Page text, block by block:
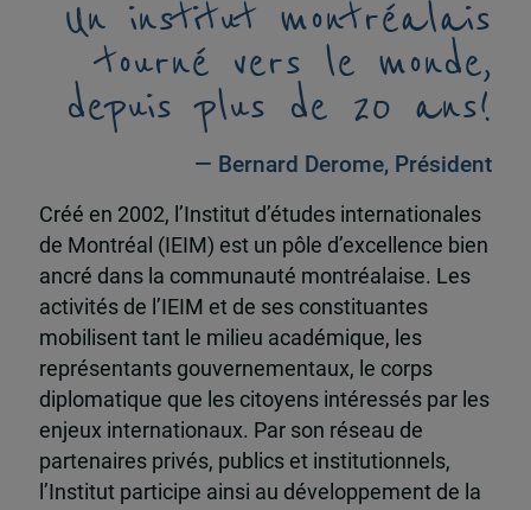
Un institut montréalais
tourné vers le monde,
depuis plus de 20 ans!
— Bernard Derome, Président
Créé en 2002, l’Institut d’études internationales
de Montréal (IEIM) est un pôle d’excellence bien
ancré dans la communauté montréalaise. Les
activités de l’IEIM et de ses constituantes
mobilisent tant le milieu académique, les
représentants gouvernementaux, le corps
diplomatique que les citoyens intéressés par les
enjeux internationaux. Par son réseau de
partenaires privés, publics et institutionnels,
l’Institut participe ainsi au développement de la